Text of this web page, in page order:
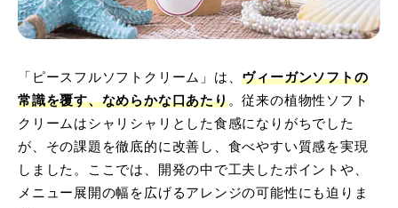
「ピースフルソフトクリーム」は、ヴィーガンソフトの
常識を覆す、なめらかな口あたり。従来の植物性ソフト
クリームはシャリシャリとした食感になりがちでした
が、その課題を徹底的に改善し、食べやすい質感を実現
しました。ここでは、開発の中で工夫したポイントや、
メニュー展開の幅を広げるアレンジの可能性にも迫りま